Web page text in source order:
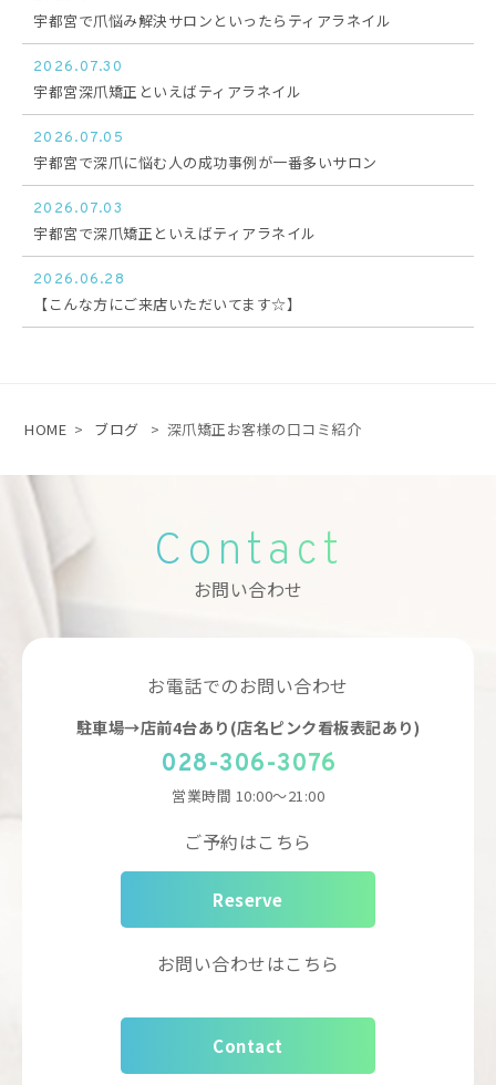
宇都宮で爪悩み解決サロンといったらティアラネイル
2026.07.30
宇都宮深爪矯正といえばティアラネイル
2026.07.05
宇都宮で深爪に悩む人の成功事例が一番多いサロン
2026.07.03
宇都宮で深爪矯正といえばティアラネイル
2026.06.28
【こんな方にご来店いただいてます☆】
HOME > ブログ > 深爪矯正お客様の口コミ紹介
Contact
お問い合わせ
お電話でのお問い合わせ
駐車場→店前4台あり(店名ピンク看板表記あり)
028-306-3076
営業時間 10:00～21:00
ご予約はこちら
Reserve
お問い合わせはこちら
Contact